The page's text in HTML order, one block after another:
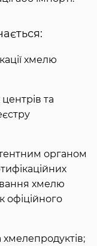
хмелю
та
органом
хмелю
офіційного
хмелепродуктів;